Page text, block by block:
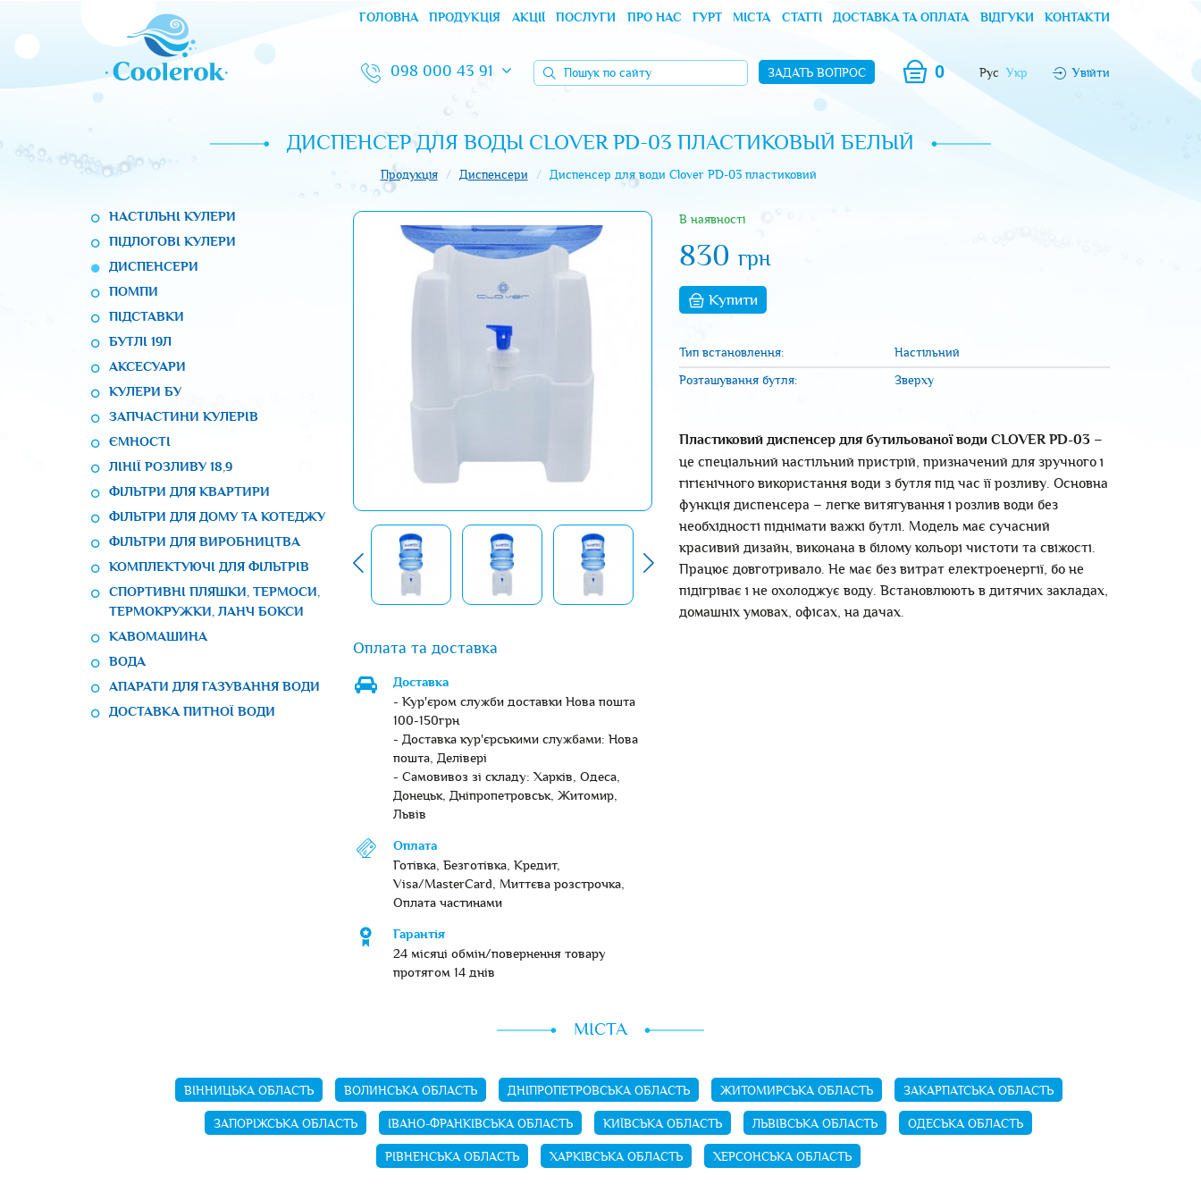
ГОЛОВНА ПРОДУКЦІЯ АКЦІЇ ПОСЛУГИ ПРО НАС ГУРТ МІСТА СТАТТІ ДОСТАВКА ТА ОПЛАТА ВІДГУКИ КОНТАКТИ
098 000 43 91
Пошук
по
ЗАДАТЬ ВОПРОС 0 Рус Укр Увійти
ДИСПЕНСЕР ДЛЯ ВОДЫ CLOVER PD-03 ПЛАСТИКОВЫЙ БЕЛЫЙ
Продукція Диспенсери Диспенсер для води Clover PD-03 пластиковий
Оплата та доставка
Доставка
- Кур'єром служби доставки Нова пошта
100-150грн
- Доставка кур'єрськими службами: Нова
пошта, Делівері
- Самовивоз зі складу: Харків, Одеса,
Донецьк, Дніпропетровськ, Житомир,
Львів
Оплата
Готівка, Безготівка, Кредит,
Visa/MasterCard, Миттєва розстрочка,
Оплата частинами
Гарантія
24 місяці обмін/повернення товару
протягом 14 днів
В наявності
830грн
Купити
Тип встановлення:
Настільний
Розташування бутля:
Зверху
Пластиковий диспенсер для бутильованої води CLOVER PD-03 –
це спеціальний настільний пристрій, призначений для зручного і
гігієнічного використання води з бутля під час її розливу. Основна
функція диспенсера – легке витягування і розлив води без
необхідності піднімати важкі бутлі. Модель має сучасний
красивий дизайн, виконана в білому кольорі чистоти та свіжості.
Працює довготривало. Не має без витрат електроенергії, бо не
підігріває і не охолоджує воду. Встановлюють в дитячих закладах,
домашніх умовах, офісах, на дачах.
НАСТІЛЬНІ КУЛЕРИ
ПІДЛОГОВІ КУЛЕРИ
ДИСПЕНСЕРИ
ПОМПИ
ПІДСТАВКИ
БУТЛІ 19Л
АКСЕСУАРИ
КУЛЕРИ БУ
ЗАПЧАСТИНИ КУЛЕРІВ
ЄМНОСТІ
ЛІНІЇ РОЗЛИВУ 18,9
ФІЛЬТРИ ДЛЯ КВАРТИРИ
ФІЛЬТРИ ДЛЯ ДОМУ ТА КОТЕДЖУ
ФІЛЬТРИ ДЛЯ ВИРОБНИЦТВА
КОМПЛЕКТУЮЧІ ДЛЯ ФІЛЬТРІВ
СПОРТИВНІ ПЛЯШКИ, ТЕРМОСИ,
ТЕРМОКРУЖКИ, ЛАНЧ БОКСИ
КАВОМАШИНА
ВОДА
АПАРАТИ ДЛЯ ГАЗУВАННЯ ВОДИ
ДОСТАВКА ПИТНОЇ ВОДИ
МІСТА
ВІННИЦЬКА ОБЛАСТЬ ВОЛИНСЬКА ОБЛАСТЬ ДНІПРОПЕТРОВСЬКА ОБЛАСТЬ ЖИТОМИРСЬКА ОБЛАСТЬ
ЗАКАРПАТСЬКА ОБЛАСТЬ
ЗАПОРІЖСЬКА ОБЛАСТЬ
ІВАНО-ФРАНКІВСЬКА ОБЛАСТЬ КИЇВСЬКА ОБЛАСТЬ ЛЬВІВСЬКА ОБЛАСТЬ
ОДЕСЬКА ОБЛАСТЬ
РІВНЕНСЬКА ОБЛАСТЬ
ХАРКІВСЬКА ОБЛАСТЬ ХЕРСОНСЬКА ОБЛАСТЬ